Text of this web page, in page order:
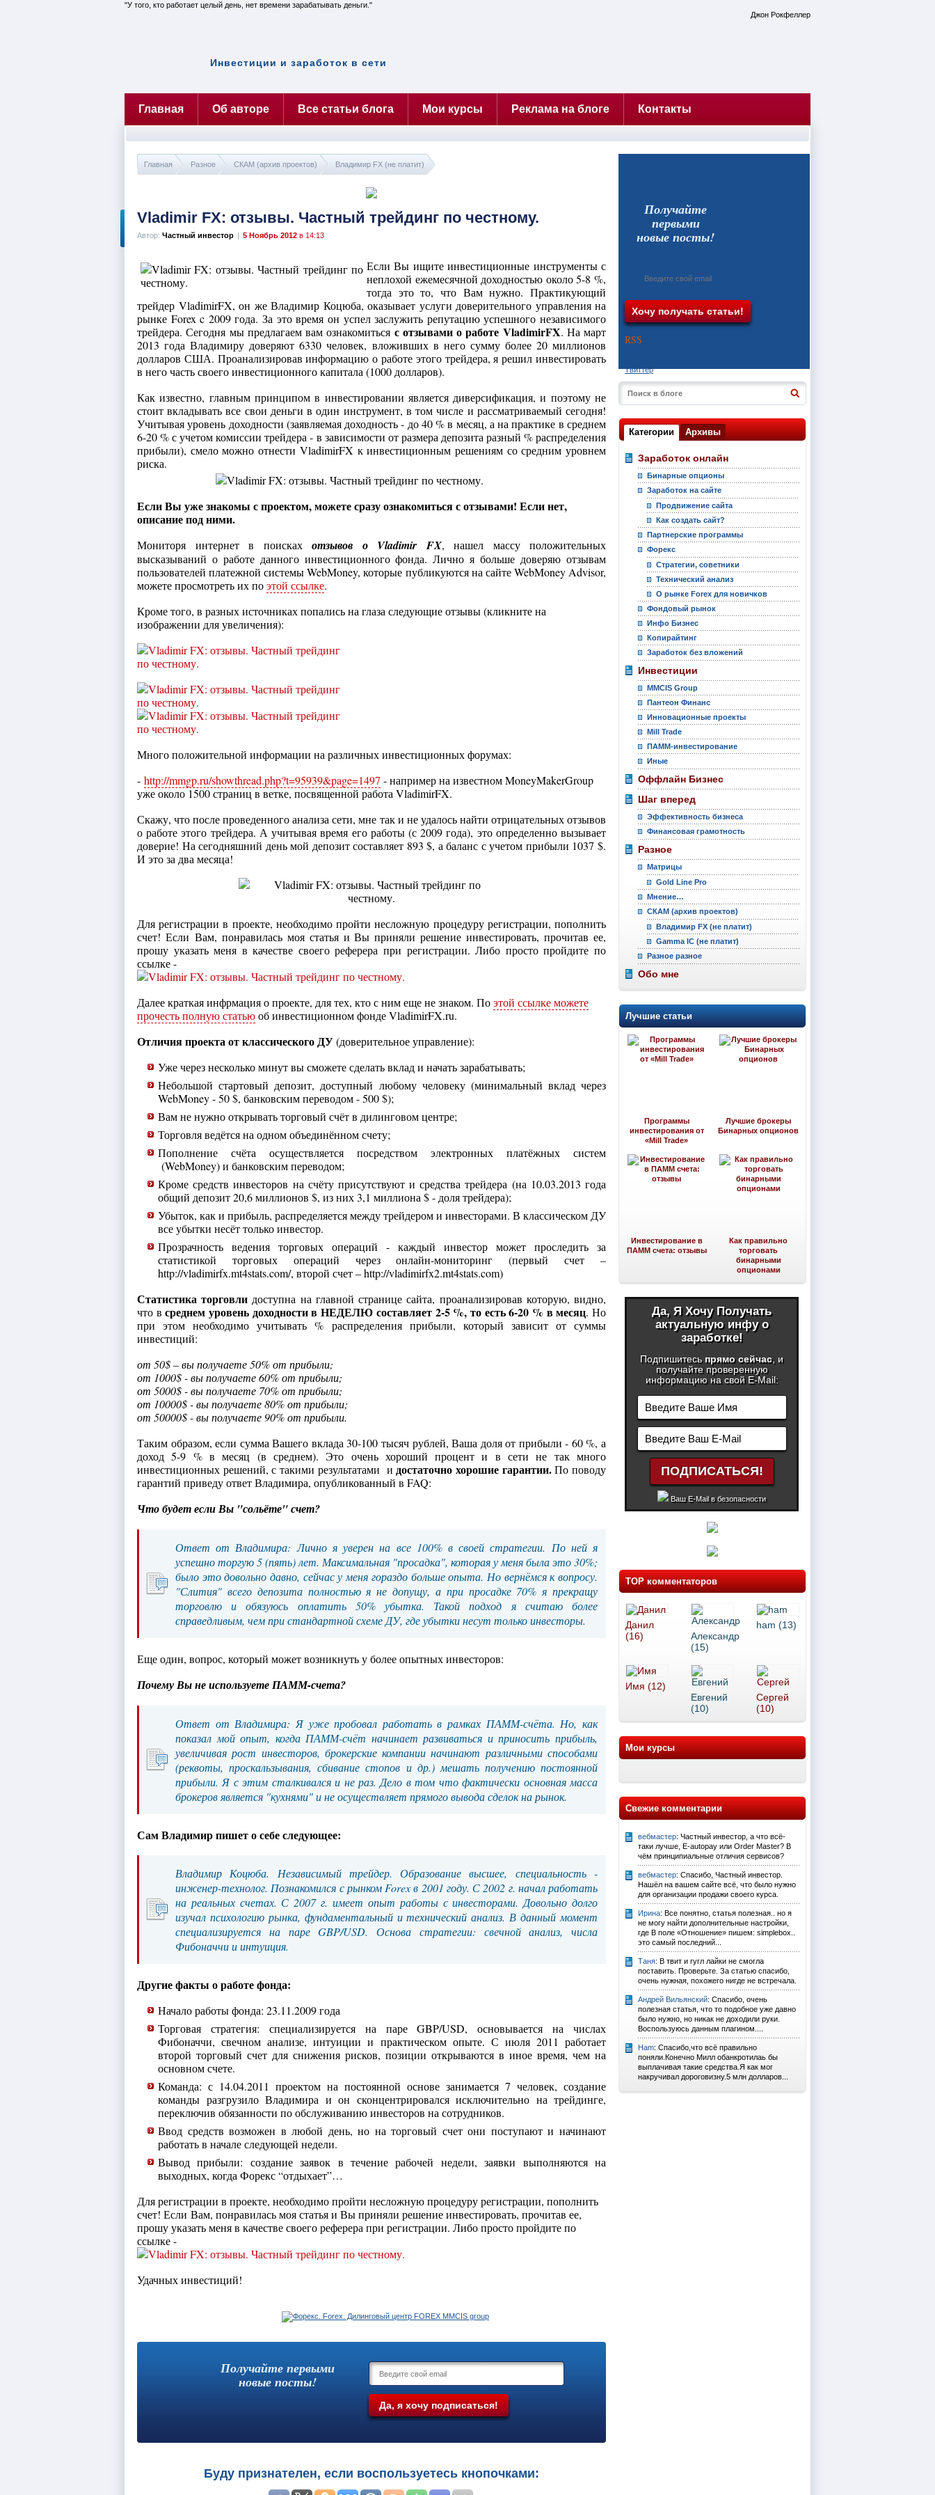
Инвестиции и заработок в сети
У того, кто работает целый день, нет времени зарабатывать деньги.
Джон Рокфеллер
Главная Об авторе Все статьи блога Мои курсы Реклама на блоге Контакты
Главная Разное СКАМ (архив проектов) Владимир FX (не платит)
Vladimir FX: отзывы. Частный трейдинг по честному.
Автор: Частный инвестор | 5 Ноябрь 2012 в 14:13
Если Вы ищите инвестиционные инструменты с
неплохой ежемесячной доходностью около 5-8 %,
тогда это то, что Вам нужно. Практикующий
трейдер VladimirFX, он же Владимир Коцюба, оказывает услуги доверительного управления на
рынке Forex c 2009 года. За это время он успел заслужить репутацию успешного независимого
трейдера. Сегодня мы предлагаем вам ознакомиться с отзывами о работе VladimirFX. На март
2013 года Владимиру доверяют 6330 человек, вложивших в него сумму более 20 миллионов
долларов США. Проанализировав информацию о работе этого трейдера, я решил инвестировать
в него часть своего инвестиционного капитала (1000 долларов).
Как известно, главным принципом в инвестировании является диверсификация, и поэтому не
стоит вкладывать все свои деньги в один инструмент, в том числе и рассматриваемый сегодня!
Учитывая уровень доходности (заявляемая доходность - до 40 % в месяц, а на практике в среднем
6-20 % с учетом комиссии трейдера - в зависимости от размера депозита разный % распределения
прибыли), смело можно отнести VladimirFX к инвестиционным решениям со средним уровнем
риска.
Если Вы уже знакомы с проектом, можете сразу ознакомиться с отзывами! Если нет,
описание под ними.
Мониторя интернет в поисках отзывов о Vladimir FX, нашел массу положительных
высказываний о работе данного инвестиционного фонда. Лично я больше доверяю отзывам
пользователей платежной системы WebMoney, которые публикуются на сайте WebMoney Advisor,
можете просмотреть их поэтой ссылке.
Кроме того, в разных источниках попались на глаза следующие отзывы (кликните на
изображении для увеличения):
Много положительной информации на различных инвестиционных форумах:
- http://mmgp.ru/showthread.php?t=95939&page=1497 - например на известном MoneyMakerGroup
уже около 1500 страниц в ветке, посвященной работа VladimirFX.
Скажу, что после проведенного анализа сети, мне так и не удалось найти отрицательных отзывов
о работе этого трейдера. А учитывая время его работы (с 2009 года), это определенно вызывает
доверие! На сегодняшний день мой депозит составляет 893 $, а баланс с учетом прибыли 1037 $.
И это за два месяца!
Для регистрации в проекте, необходимо пройти несложную процедуру регистрации, пополнить
счет! Если Вам, понравилась моя статья и Вы приняли решение инвестировать, прочитав ее,
прошу указать меня в качестве своего реферера при регистрации. Либо просто пройдите по
ссылке -
Далее краткая инфрмация о проекте, для тех, кто с ним еще не знаком. Поэтой ссылке можете
прочесть полную статьюоб инвестиционном фонде VladimirFX.ru.
Отличия проекта от классического ДУ(доверительное управление):
Уже через несколько минут вы сможете сделать вклад и начать зарабатывать;
Небольшой стартовый депозит, доступный любому человеку (минимальный вклад через
WebMoney - 50 $, банковским переводом - 500 $);
Вам не нужно открывать торговый счёт в дилинговом центре;
Торговля ведётся на одном объединённом счету;
Пополнение счёта осуществляется посредством электронных платёжных систем
(WebMoney) и банковским переводом;
Кроме средств инвесторов на счёту присутствуют и средства трейдера (на 10.03.2013 года
общий депозит 20,6 миллионов $, из них 3,1 миллиона $ - доля трейдера);
Убыток, как и прибыль, распределяется между трейдером и инвесторами. В классическом ДУ
все убытки несёт только инвестор.
Прозрачность ведения торговых операций - каждый инвестор может проследить за
статистикой торговых операций через онлайн-мониторинг (первый счет –
http://vladimirfx.mt4stats.com/, второй счет – http://vladimirfx2.mt4stats.com)
Статистика торговли доступна на главной странице сайта, проанализировав которую, видно,
что всреднем уровень доходности в НЕДЕЛЮ составляет 2-5 %, то есть 6-20 % в месяц. Но
при этом необходимо учитывать % распределения прибыли, который зависит от суммы
инвестиций:
от 50$ – вы получаете 50% от прибыли;
от 1000$ - вы получаете 60% от прибыли;
от 5000$ - вы получаете 70% от прибыли;
от 10000$ - вы получаете 80% от прибыли;
от 50000$ - вы получаете 90% от прибыли.
Таким образом, если сумма Вашего вклада 30-100 тысяч рублей, Ваша доля от прибыли - 60 %, а
доход 5-9 % в месяц (в среднем). Это очень хороший процент и в сети не так много
инвестиционных решений, с такими результатами и достаточно хорошие гарантии.По поводу
гарантий приведу ответ Владимира, опубликованный в FAQ:
Что будет если Вы "сольёте" счет?
Ответ от Владимира: Лично я уверен на все 100% в своей стратегии. По ней я
успешно торгую 5 (пять) лет. Максимальная "просадка", которая у меня была это 30%;
было это довольно давно, сейчас у меня гораздо больше опыта. Но вернёмся к вопросу.
"Слития" всего депозита полностью я не допущу, а при просадке 70% я прекращу
торговлю и обязуюсь оплатить 50% убытка. Такой подход я считаю более
справедливым, чем при стандартной схеме ДУ, где убытки несут только инвесторы.
Еще один, вопрос, который может возникнуть у более опытных инвесторов:
Почему Вы не используете ПАММ-счета?
Ответ от Владимира: Я уже пробовал работать в рамках ПАММ-счёта. Но, как
показал мой опыт, когда ПАММ-счёт начинает развиваться и приносить прибыль,
увеличивая рост инвесторов, брокерские компании начинают различными способами
(реквоты, проскальзывания, сбивание стопов и др.) мешать получению постоянной
прибыли. Я с этим сталкивался и не раз. Дело в том что фактически основная масса
брокеров является "кухнями" и не осуществляет прямого вывода сделок на рынок.
Сам Владимир пишет о себе следующее:
Владимир Коцюба. Независимый трейдер. Образование высшее, специальность -
инженер-технолог. Познакомился с рынком Forex в 2001 году. С 2002 г. начал работать
на реальных счетах. С 2007 г. имеет опыт работы с инвесторами. Довольно долго
изучал психологию рынка, фундаментальный и технический анализ. В данный момент
специализируется на паре GBP/USD. Основа стратегии: свечной анализ, числа
Фибоначчи и интуиция.
Другие факты о работе фонда:
Начало работы фонда: 23.11.2009 года
Торговая стратегия: специализируется на паре GBP/USD, основывается на числах
Фибоначчи, свечном анализе, интуиции и практическом опыте. С июля 2011 работает
второй торговый счет для снижения рисков, позиции открываются в иное время, чем на
основном счете.
Команда: с 14.04.2011 проектом на постоянной основе занимается 7 человек, создание
команды разгрузило Владимира и он сконцентрировался исключительно на трейдинге,
переключив обязанности по обслуживанию инвесторов на сотрудников.
Ввод средств возможен в любой день, но на торговый счет они поступают и начинают
работать в начале следующей недели.
Вывод прибыли: создание заявок в течение рабочей недели, заявки выполняются на
выходных, когда Форекс “отдыхает”…
Для регистрации в проекте, необходимо пройти несложную процедуру регистрации, пополнить
счет! Если Вам, понравилась моя статья и Вы приняли решение инвестировать, прочитав ее,
прошу указать меня в качестве своего реферера при регистрации. Либо просто пройдите по
ссылке -
Удачных инвестиций!
Получайте первыми
новые посты!
Буду признателен, если воспользуетесь кнопочками:
Получайте
первыми
новые посты!
RSS
Твиттер
Категории Архивы
Заработок онлайн
Бинарные опционы
Заработок на сайте
Продвижение сайта
Как создать сайт?
Партнерские программы
Форекс
Стратегии, советники
Технический анализ
О рынке Forex для новичков
Фондовый рынок
Инфо Бизнес
Копирайтинг
Заработок без вложений
Инвестиции
MMCIS Group
Пантеон Финанс
Инновационные проекты
Mill Trade
ПАММ-инвестирование
Иные
Оффлайн Бизнес
Шаг вперед
Эффективность бизнеса
Финансовая грамотность
Разное
Матрицы
Gold Line Pro
Мнение…
СКАМ (архив проектов)
Владимир FX (не платит)
Gamma IC (не платит)
Разное разное
Обо мне
Лучшие статьи
Программы
инвестирования от
«Mill Trade»
Лучшие брокеры
Бинарных опционов
Инвестирование в
ПАММ счета: отзывы
Как правильно
торговать
бинарными
опционами
Да, Я Хочу Получать
актуальную инфу о
заработке!
Подпишитесь прямо сейчас, и
получайте проверенную
информацию на свой E-Mail:
Ваш E-Mail в безопасности
TOP комментаторов
Данил
(16)
Александр
(15)
ham (13)
Имя (12)
Евгений
(10)
Сергей
(10)
Мои курсы
Свежие комментарии
вебмастер: Частный инвестор, а что всё-
таки лучше, E-autopay или Order Master? В
чём принципиальные отличия сервисов?
вебмастер: Спасибо, Частный инвестор.
Нашёл на вашем сайте всё, что было нужно
для организации продажи своего курса.
Ирина: Все понятно, статья полезная.. но я
не могу найти дополнительные настройки,
где В поле «Отношение» пишем: simplebox..
это самый последний...
Таня: В твит и гугл лайки не смогла
поставить. Проверьте. За статью спасибо,
очень нужная, похожего нигде не встречала.
Андрей Вильянский: Спасибо, очень
полезная статья, что то подобное уже давно
было нужно, но никак не доходили руки.
Воспользуюсь данным плагином....
Ham: Спасибо,что всё правильно
поняли.Конечно Милл обанкротилаь бы
выплачивая такие средства.Я как мог
накручивал дороговизну.5 млн долларов...